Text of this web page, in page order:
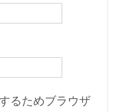
るためブラウザ